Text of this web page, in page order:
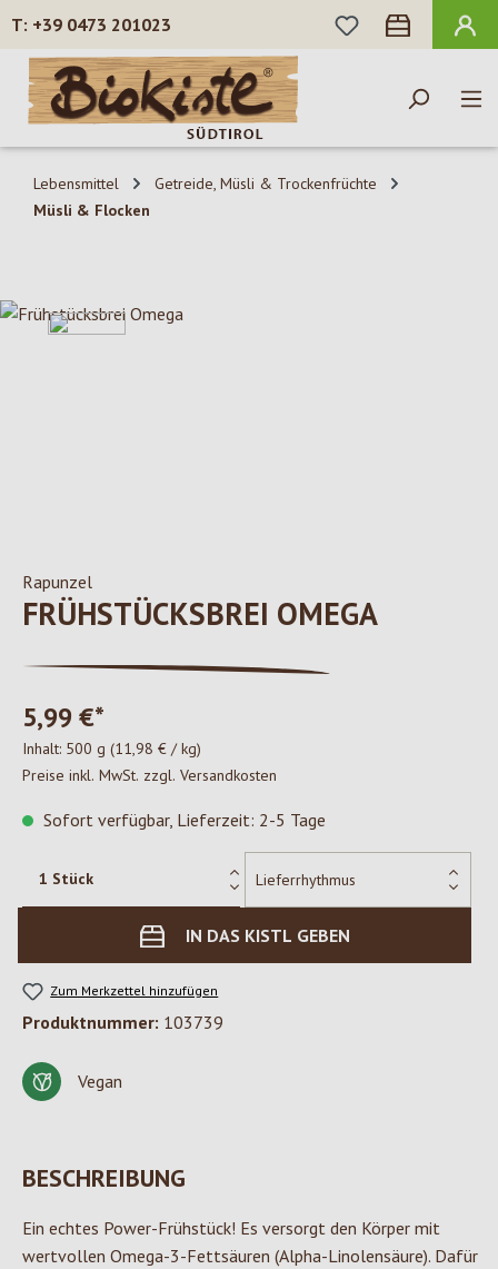
Zum Hauptinhalt springen
+39 0473 201023
DU HAST 0
Lebensmittel
Getreide, Müsli & Trockenfrüchte
Müsli & Flocken
Bildergalerie überspringen
Rapunzel
FRÜHSTÜCKSBREI OMEGA
5,99 €*
Inhalt: 500 g (11,98 € / kg)
Preise inkl. MwSt. zzgl. Versandkosten
Sofort verfügbar, Lieferzeit: 2-5 Tage
IN DAS KISTL GEBEN
Zum Merkzettel hinzufügen
Produktnummer: 103739
Vegan
BESCHREIBUNG
Ein echtes Power-Frühstück! Es versorgt den Körper mit
wertvollen Omega-3-Fettsäuren (Alpha-Linolensäure). Dafür